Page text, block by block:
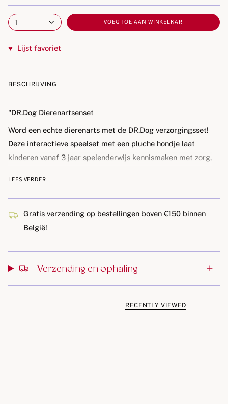
1 VOEG TOE AAN WINKELKAR
♥ Lijst favoriet
BESCHRIJVING
"DR.Dog Dierenartsenset
Word een echte dierenarts met de DR.Dog verzorgingsset!
Deze interactieve speelset met een pluche hondje laat
kinderen vanaf 3 jaar spelenderwijs kennismaken met zorg,
geluidseffecten en vertoont realistische symptomen die
veranderen tijdens het spel. Met accessoires zoals een
stethoscoop, spuit, thermometer en diagnosekaart
behandelen kinderen hun zieke hondje alsof ze in een echte
Kenmerken:
inclusief verkleurende neus bij koorts of verkoudheid.
LEES VERDER
Gratis verzending op bestellingen boven €150 binnen
België!
Verzending en ophaling
RECENTLY VIEWED